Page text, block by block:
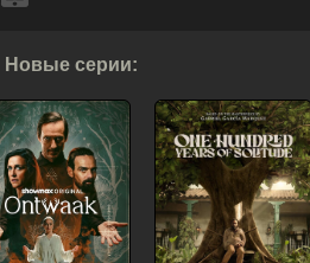
Новые серии: